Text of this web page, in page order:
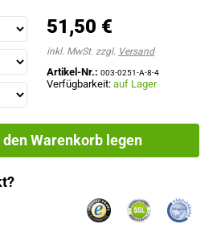
51,50 €
inkl. MwSt. zzgl. Versand
Artikel-Nr.: 003-0251-A-8-4
Verfügbarkeit:auf Lager
Warenkorb legen